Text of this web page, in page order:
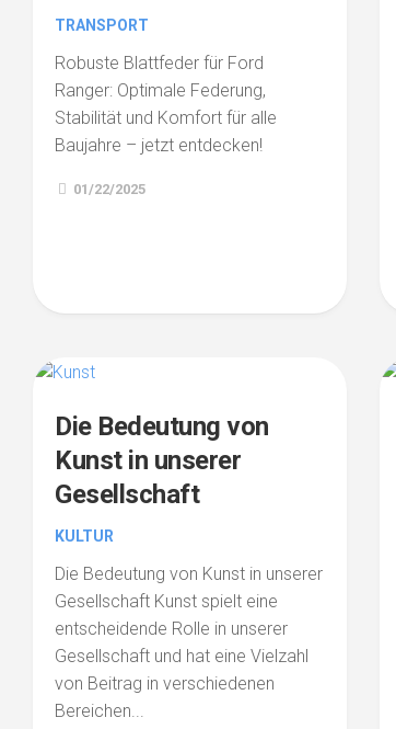
TRANSPORT
Robuste Blattfeder für Ford
Ranger: Optimale Federung,
Stabilität und Komfort für alle
Baujahre – jetzt entdecken!
01/22/2025
Die Bedeutung von
Kunst in unserer
Gesellschaft
KULTUR
Die Bedeutung von Kunst in unserer
Gesellschaft Kunst spielt eine
entscheidende Rolle in unserer
Gesellschaft und hat eine Vielzahl
von Beitrag in verschiedenen
Bereichen...